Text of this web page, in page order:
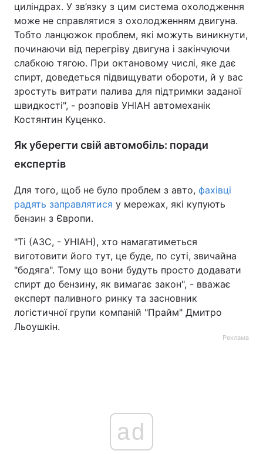
циліндрах. У зв’язку з цим система охолодження
може не справлятися з охолодженням двигуна.
Тобто ланцюжок проблем, які можуть виникнути,
починаючи від перегріву двигуна і закінчуючи
слабкою тягою. При октановому числі, яке дає
спирт, доведеться підвищувати обороти, й у вас
зростуть витрати палива для підтримки заданої
швидкості", - розповів УНІАН автомеханік
Костянтин Куценко.
Як уберегти свій автомобіль: поради
експертів
Для того, щоб не було проблем з авто, фахівці
радять заправлятися у мережах, які купують
бензин з Європи.
"Ті (АЗС, - УНІАН), хто намагатиметься
виготовити його тут, це буде, по суті, звичайна
"бодяга". Тому що вони будуть просто додавати
спирт до бензину, як вимагає закон", - вважає
експерт паливного ринку та засновник
логістичної групи компаній "Прайм" Дмитро
Льоушкін.
Реклама
ad